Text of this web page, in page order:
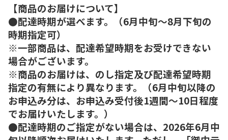
【商品のお届けについて】
●配達時期が選べます。（6月中旬～8月下旬の
時期指定可）
※一部商品は、配達希望時期をお受けできない
場合がございます。
※商品のお届けは、のし指定及び配達希望時期
指定の有無により異なります。（6月中旬以降の
お申込み分は、お申込み受付後1週間～10日程度
でお届けいたします。）
●配達時期のご指定がない場合は、2026年6月中